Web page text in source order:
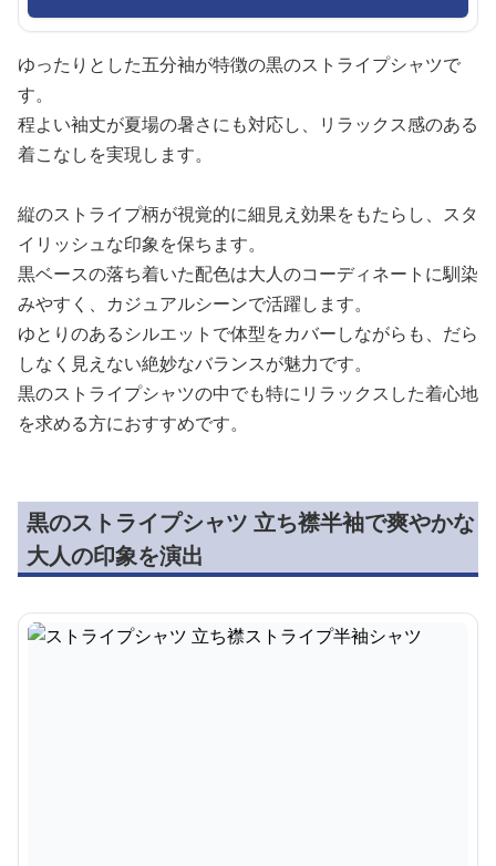
ゆったりとした五分袖が特徴の黒のストライプシャツで
す。
程よい袖丈が夏場の暑さにも対応し、リラックス感のある
着こなしを実現します。
縦のストライプ柄が視覚的に細見え効果をもたらし、スタ
イリッシュな印象を保ちます。
黒ベースの落ち着いた配色は大人のコーディネートに馴染
みやすく、カジュアルシーンで活躍します。
ゆとりのあるシルエットで体型をカバーしながらも、だら
しなく見えない絶妙なバランスが魅力です。
黒のストライプシャツの中でも特にリラックスした着心地
を求める方におすすめです。
黒のストライプシャツ 立ち襟半袖で爽やかな
大人の印象を演出